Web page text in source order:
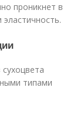
проникнет в
типами